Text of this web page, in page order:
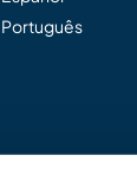
Português